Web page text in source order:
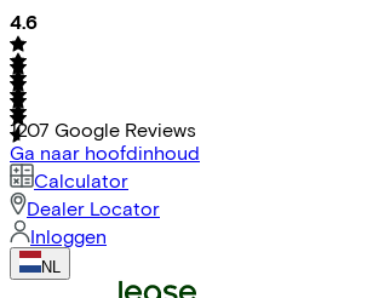
4.6
1207 Google Reviews
Ga naar hoofdinhoud
Calculator
Dealer Locator
Inloggen
NL